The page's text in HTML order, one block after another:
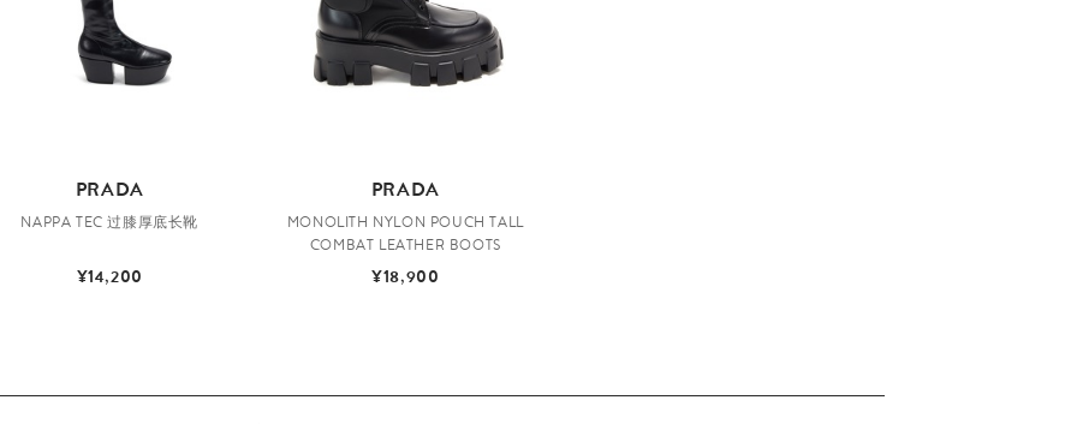
PRADA
NAPPA TEC 过膝厚底长靴
¥14,200
PRADA
MONOLITH NYLON POUCH TALL
COMBAT LEATHER BOOTS
¥18,900